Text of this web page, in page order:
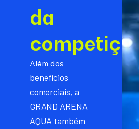
da
competição
Além dos
benefícios
comerciais, a
GRAND ARENA
AQUA também